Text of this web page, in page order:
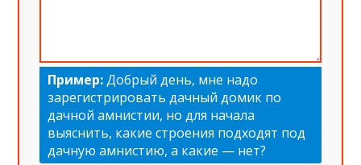
Пример:Добрый день, мне надо
зарегистрировать дачный домик по
дачной амнистии, но для начала
выяснить, какие строения подходят под
дачную амнистию, а какие — нет?